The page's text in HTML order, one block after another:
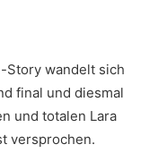
Story wandelt sich
final und diesmal
und totalen Lara
versprochen.